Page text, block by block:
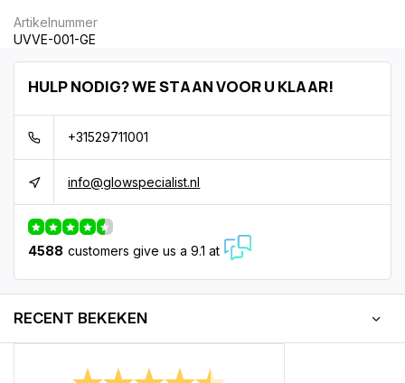
Artikelnummer
UVVE-001-GE
HULP NODIG? WE STAAN VOOR U KLAAR!
+31529711001
info@glowspecialist.nl
4588 customers give us a 9.1 at
RECENT BEKEKEN